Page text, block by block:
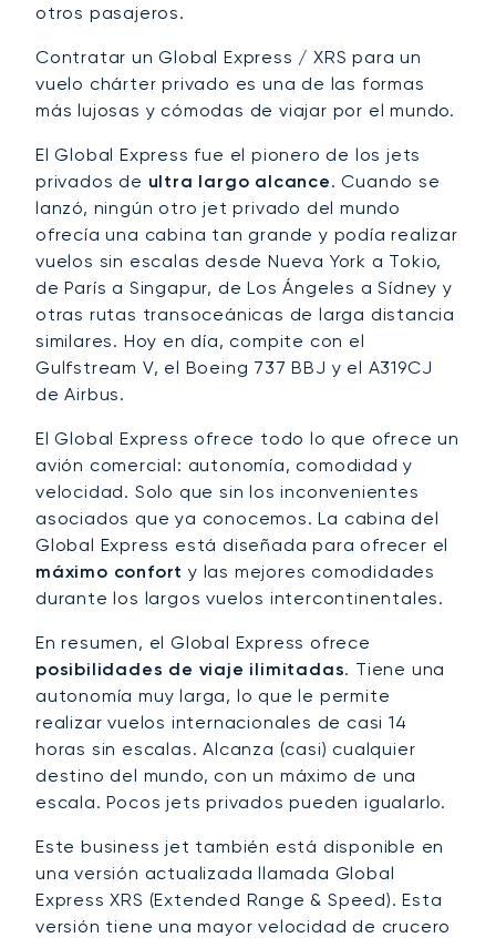
otros pasajeros.
Contratar un Global Express / XRS para un
vuelo chárter privado es una de las formas
más lujosas y cómodas de viajar por el mundo.
El Global Express fue el pionero de los jets
privados de ultra largo alcance. Cuando se
lanzó, ningún otro jet privado del mundo
ofrecía una cabina tan grande y podía realizar
vuelos sin escalas desde Nueva York a Tokio,
de París a Singapur, de Los Ángeles a Sídney y
otras rutas transoceánicas de larga distancia
similares. Hoy en día, compite con el
Gulfstream V, el Boeing 737 BBJ y el A319CJ
de Airbus.
El Global Express ofrece todo lo que ofrece un
avión comercial: autonomía, comodidad y
velocidad. Solo que sin los inconvenientes
asociados que ya conocemos. La cabina del
Global Express está diseñada para ofrecer el
máximo confort y las mejores comodidades
durante los largos vuelos intercontinentales.
En resumen, el Global Express ofrece
posibilidades de viaje ilimitadas. Tiene una
autonomía muy larga, lo que le permite
realizar vuelos internacionales de casi 14
horas sin escalas. Alcanza (casi) cualquier
destino del mundo, con un máximo de una
escala. Pocos jets privados pueden igualarlo.
Este business jet también está disponible en
una versión actualizada llamada Global
Express XRS (Extended Range & Speed). Esta
versión tiene una mayor velocidad de crucero